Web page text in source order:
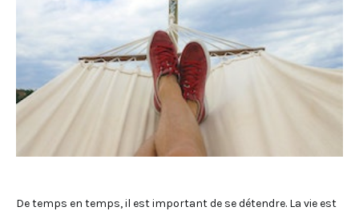
De temps en temps, il est important de se détendre. La vie est